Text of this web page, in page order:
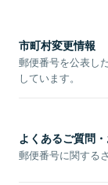
市町村変更情報
郵便番号を公表し
しています。
よくあるご質問
郵便番号に関する